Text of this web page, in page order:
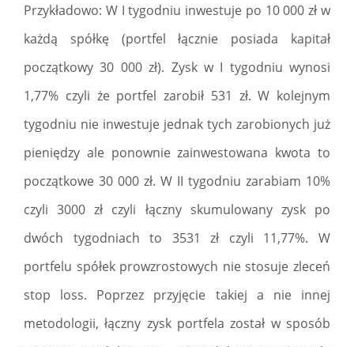
Przykładowo: W I tygodniu inwestuje po 10 000 zł w
każdą spółkę (portfel łącznie posiada kapitał
początkowy 30 000 zł). Zysk w I tygodniu wynosi
1,77% czyli że portfel zarobił 531 zł. W kolejnym
tygodniu nie inwestuje jednak tych zarobionych już
pieniędzy ale ponownie zainwestowana kwota to
początkowe 30 000 zł. W II tygodniu zarabiam 10%
czyli 3000 zł czyli łączny skumulowany zysk po
dwóch tygodniach to 3531 zł czyli 11,77%. W
portfelu spółek prowzrostowych nie stosuje zleceń
stop loss. Poprzez przyjęcie takiej a nie innej
metodologii, łączny zysk portfela został w sposób